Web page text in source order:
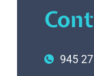
945